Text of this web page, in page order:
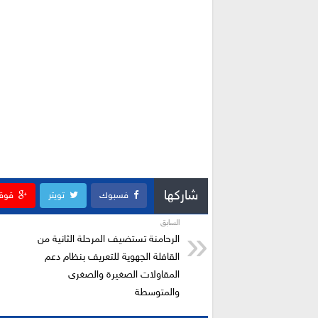
شاركها فسبوك تويتر
السابق
الرحامنة تستضيف المرحلة الثانية من
القافلة الجهوية للتعريف بنظام دعم
المقاولات الصغيرة والصغرى
والمتوسطة